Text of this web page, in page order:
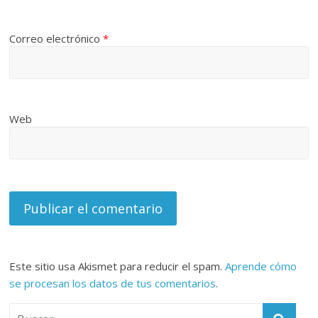
Correo electrónico*
Web
Este sitio usa Akismet para reducir el spam.Aprende cómo
se procesan los datos de tus comentarios.